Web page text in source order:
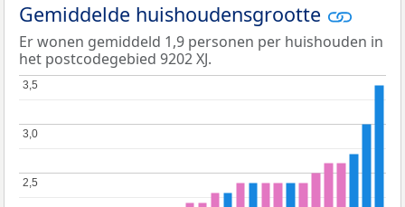
Gemiddelde huishoudensgrootte
Er wonen gemiddeld 1,9 personen per huishouden in
het postcodegebied 9202 XJ.
2,5
2,5
3,0
3,0
3,5
3,5